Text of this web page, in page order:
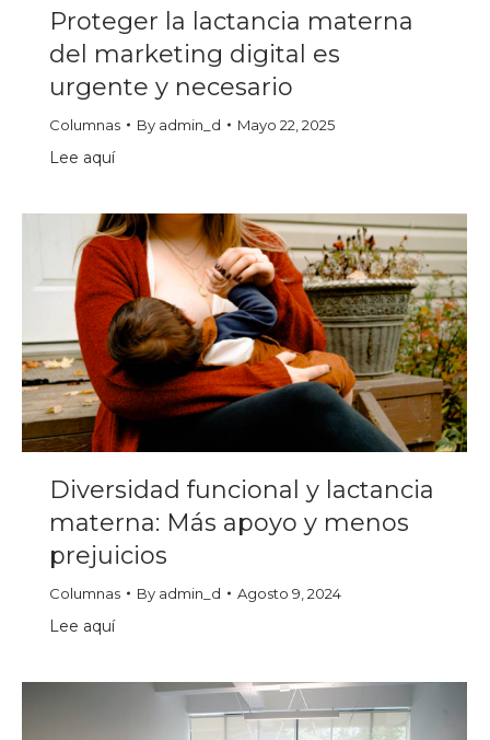
Proteger la lactancia materna
del marketing digital es
urgente y necesario
Columnas By admin_d Mayo 22, 2025
Lee aquí
Diversidad funcional y lactancia
materna: Más apoyo y menos
prejuicios
Columnas By admin_d Agosto 9, 2024
Lee aquí